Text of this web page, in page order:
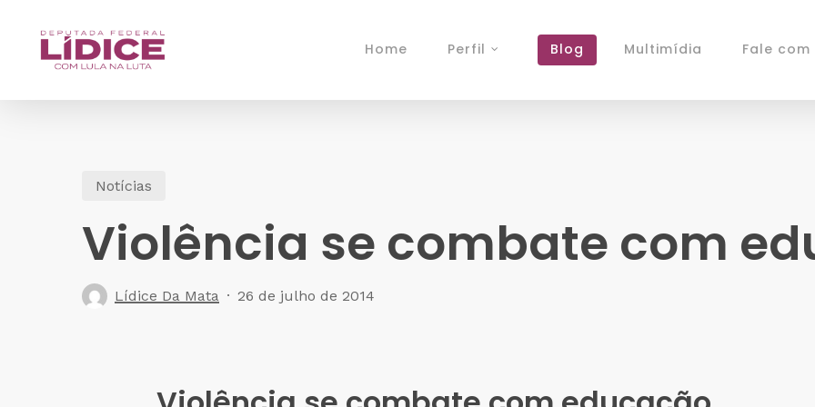
Home Perfil Blog Multimídia Fale com
Notícias
Violência se combate com
Lídice Da Mata 26 de julho de 2014